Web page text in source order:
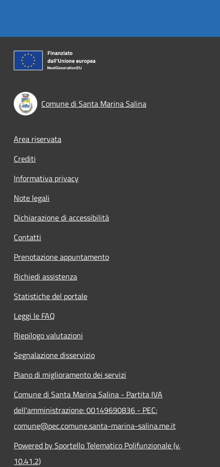
Comune di Santa Marina Salina
Footer menu
Area riservata
Crediti
Informativa privacy
Note legali
Dichiarazione di accessibilità
Contatti
Prenotazione appuntamento
Richiedi assistenza
Statistiche del portale
Leggi le FAQ
Riepilogo valutazioni
Segnalazione disservizio
Piano di miglioramento dei servizi
Comune di Santa Marina Salina - Partita IVA
dell'amministrazione: 00149690836 - PEC:
comune@pec.comune.santa-marina-salina.me.it
Powered by Sportello Telematico Polifunzionale (v.
10.41.2)